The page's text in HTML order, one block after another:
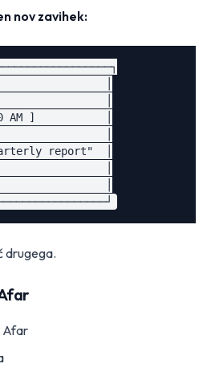
nov zavihek:
AM ]           │
report"  │
drugega.
Afar